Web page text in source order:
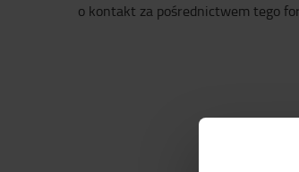
o kontakt za pośrednictwem tego